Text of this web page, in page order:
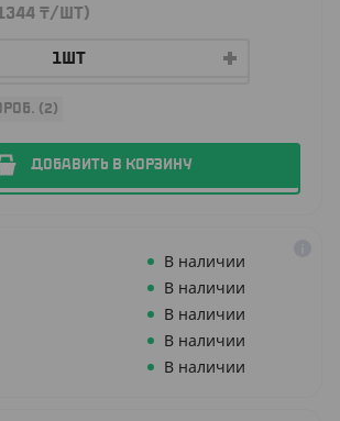
₸/ШТ)
(2)
ДОБАВИТЬ В КОРЗИНУ
В наличии
В наличии
В наличии
В наличии
В наличии